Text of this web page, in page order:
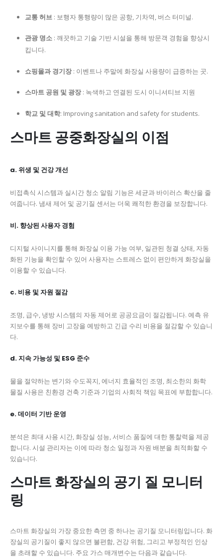
교통 허브: 보행자 통행량이 많은 공항, 기차역, 버스 터미널.
관광 명소: 깨끗하고 기술 기반 시설을 통해 방문객 경험을 향상시
킵니다.
쇼핑몰과 경기장: 이벤트나 주말에 화장실 사용량이 급증하는 곳.
스마트 공원 및 광장: 녹색하고 연결된 도시 이니셔티브 지원
학교 및 대학: Improving sanitation and safety for students.
스마트 공중화장실의 이점
a. 위생 및 건강 개선
비접촉식 시스템과 실시간 청소 알림 기능은 세균과 바이러스 확산을 줄
여줍니다. 냄새 제어 및 공기질 센서는 더욱 쾌적한 환경을 보장합니다.
비. 향상된 사용자 경험
디지털 사이니지를 통해 화장실 이용 가능 여부, 일관된 청결 상태, 자동
화된 기능을 확인할 수 있어 사용자는 스트레스 없이 편안하게 화장실을
이용할 수 있습니다.
c. 비용 및 자원 절감
조명, 급수, 냉방 시스템의 자동 제어로 공공요금이 절감됩니다. 예측 유
지보수를 통해 장비 고장을 예방하고 긴급 수리 비용을 절감할 수 있습니
다.
d. 지속 가능성 및 ESG 준수
물을 절약하는 변기와 수도꼭지, 에너지 효율적인 조명, 최소한의 화학
물질 사용은 친환경 건축 기준과 기업의 사회적 책임 목표에 부합합니다.
e. 데이터 기반 운영
분석은 최대 사용 시간, 화장실 성능, 서비스 품질에 대한 통찰력을 제공
합니다. 시설 관리자는 이에 따라 청소 일정과 자원 배분을 최적화할 수
있습니다.
스마트 화장실의 공기 질 모니터
링
스마트 화장실의 가장 중요한 측면 중 하나는 공기질 모니터링입니다. 화
장실의 공기질이 좋지 않으면 불편함, 건강 위험, 그리고 부정적인 인상
을 초래할 수 있습니다. 주요 가스 매개변수는 다음과 같습니다.